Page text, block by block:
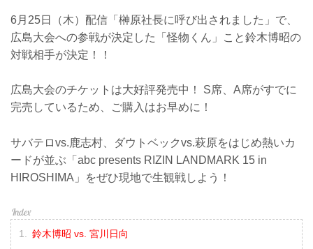
6月25日（木）配信「榊原社長に呼び出されました」で、
広島大会への参戦が決定した「怪物くん」こと鈴木博昭の
対戦相手が決定！！
広島大会のチケットは大好評発売中！ S席、A席がすでに
完売しているため、ご購入はお早めに！
サバテロvs.鹿志村、ダウトベックvs.萩原をはじめ熱いカ
ードが並ぶ「abc presents RIZIN LANDMARK 15 in
HIROSHIMA」をぜひ現地で生観戦しよう！
鈴木博昭 vs. 宮川日向